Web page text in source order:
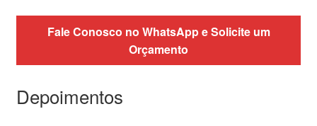
Fale Conosco no WhatsApp e Solicite um
Orçamento
Depoimentos